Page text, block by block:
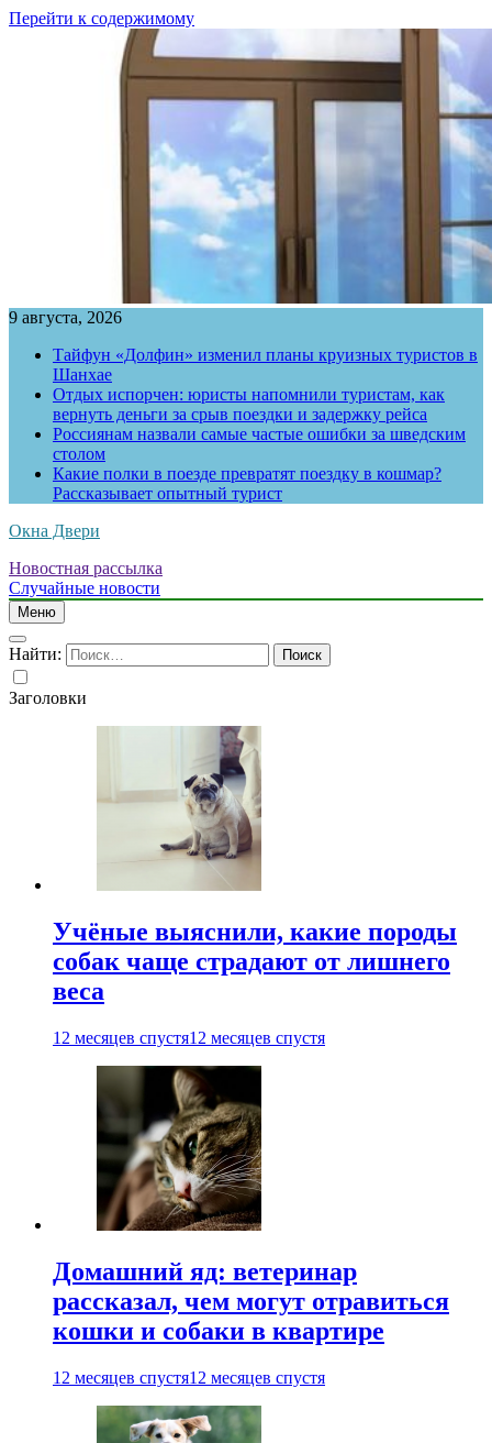
Перейти к содержимому
9 августа, 2026
Тайфун «Долфин» изменил планы круизных туристов в
Шанхае
Отдых испорчен: юристы напомнили туристам, как
вернуть деньги за срыв поездки и задержку рейса
Россиянам назвали самые частые ошибки за шведским
столом
Какие полки в поезде превратят поездку в кошмар?
Рассказывает опытный турист
Окна Двери
Новостная рассылка
Случайные новости
Меню
Найти:
Заголовки
Учёные выяснили, какие породы
собак чаще страдают от лишнего
веса
12 месяцев спустя12 месяцев спустя
Домашний яд: ветеринар
рассказал, чем могут отравиться
кошки и собаки в квартире
12 месяцев спустя12 месяцев спустя